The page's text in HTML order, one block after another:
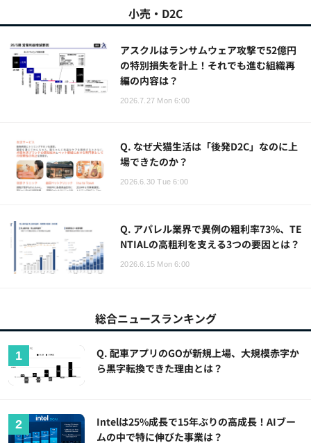
小売・D2C
アスクルはランサムウェア攻撃で52億円
の特別損失を計上！それでも進む組織再
編の内容は？
2026.7.27 Mon 6:00
Q. なぜ犬猫生活は「後発D2C」なのに上
場できたのか？
2026.6.30 Tue 6:00
Q. アパレル業界で異例の粗利率73%、TE
NTIALの高粗利を支える3つの要因とは？
2026.6.15 Mon 6:00
総合ニュースランキング
Q. 配車アプリのGOが新規上場、大規模赤字か
ら黒字転換できた理由とは？
Intelは25%成長で15年ぶりの高成長！AIブー
ムの中で特に伸びた事業は？